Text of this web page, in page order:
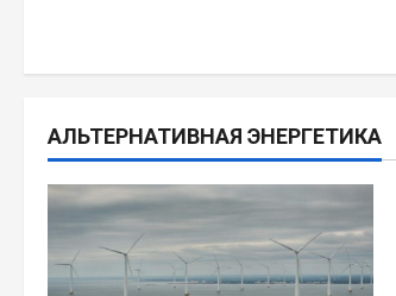
и
г
а
ц
и
АЛЬТЕРНАТИВНАЯ ЭНЕРГЕТИКА